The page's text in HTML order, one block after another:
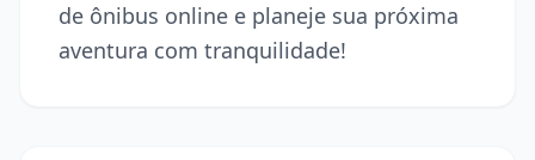
de ônibus online e planeje sua próxima
aventura com tranquilidade!